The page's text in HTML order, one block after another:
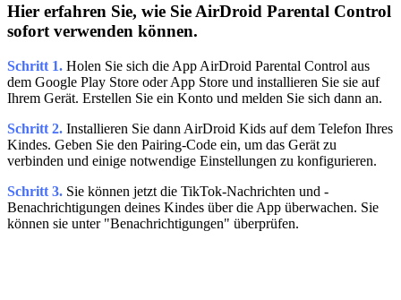
Hier erfahren Sie, wie Sie AirDroid Parental Control
sofort verwenden können.
Schritt 1. Holen Sie sich die App AirDroid Parental Control aus
dem Google Play Store oder App Store und installieren Sie sie auf
Ihrem Gerät. Erstellen Sie ein Konto und melden Sie sich dann an.
Schritt 2. Installieren Sie dann AirDroid Kids auf dem Telefon Ihres
Kindes. Geben Sie den Pairing-Code ein, um das Gerät zu
verbinden und einige notwendige Einstellungen zu konfigurieren.
Schritt 3. Sie können jetzt die TikTok-Nachrichten und -
Benachrichtigungen deines Kindes über die App überwachen. Sie
können sie unter "Benachrichtigungen" überprüfen.